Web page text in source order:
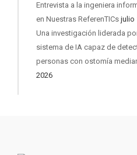
Entrevista a la ingeniera
en Nuestras ReferenTICs julio
Una investigación liderada
sistema de IA capaz de
personas con ostomía
2026